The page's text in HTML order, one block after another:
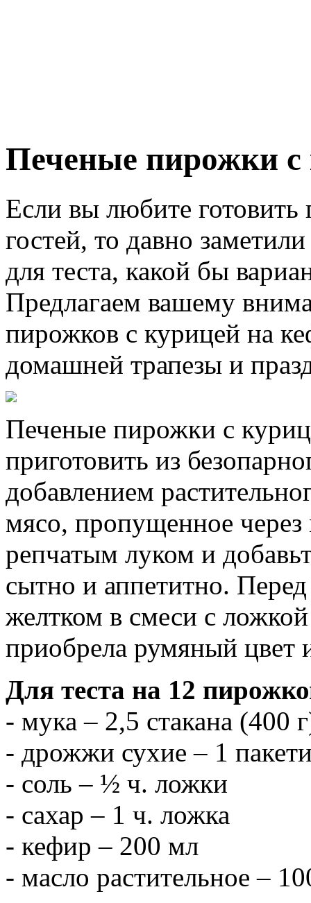
Печеные пирожки с
Если вы любите
гостей, то давно
для теста, какой бы
Предлагаем вашему
пирожков с курицей на
домашней трапезы и
Печеные пирожки с
приготовить из
добавлением
мясо, пропущенное через
репчатым луком и
сытно и аппетитно.
желтком в смеси с
приобрела румяный цвет
Для теста на 12
- мука – 2,5 стакана (400
- дрожжи сухие – 1
- соль – ½ ч. ложки
- сахар – 1 ч. ложка
- кефир – 200 мл
- масло растительное –